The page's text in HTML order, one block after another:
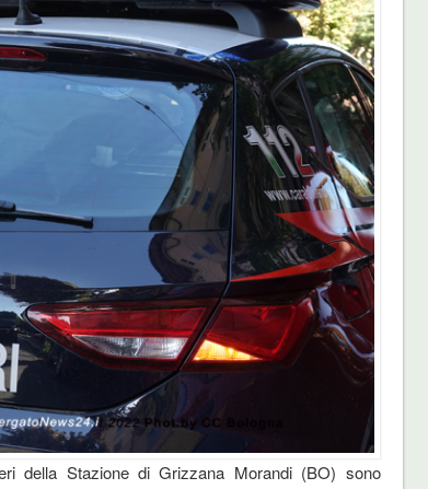
della Stazione di Grizzana Morandi (BO) sono